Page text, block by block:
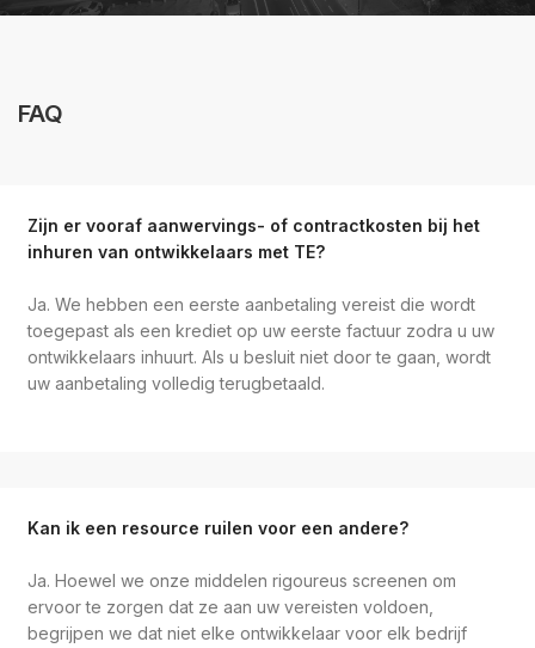
FAQ
Zijn er vooraf aanwervings- of contractkosten bij het
inhuren van ontwikkelaars met TE?
Ja. We hebben een eerste aanbetaling vereist die wordt
toegepast als een krediet op uw eerste factuur zodra u uw
ontwikkelaars inhuurt. Als u besluit niet door te gaan, wordt
uw aanbetaling volledig terugbetaald.
Kan ik een resource ruilen voor een andere?
Ja. Hoewel we onze middelen rigoureus screenen om
ervoor te zorgen dat ze aan uw vereisten voldoen,
begrijpen we dat niet elke ontwikkelaar voor elk bedrijf